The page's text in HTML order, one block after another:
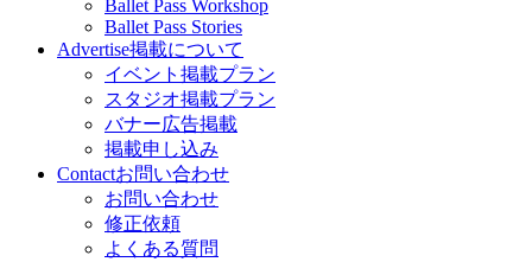
Ballet Pass Workshop
Ballet Pass Stories
Advertise掲載について
イベント掲載プラン
スタジオ掲載プラン
バナー広告掲載
掲載申し込み
Contactお問い合わせ
お問い合わせ
修正依頼
よくある質問